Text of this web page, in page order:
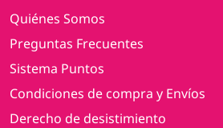
Quiénes Somos
Preguntas Frecuentes
Sistema Puntos
Condiciones de compra y Envíos
Derecho de desistimiento